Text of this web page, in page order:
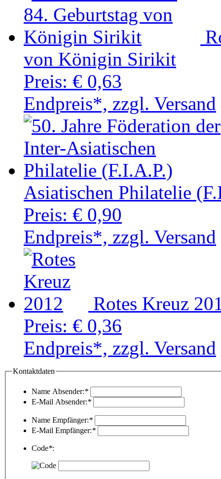
von Königin Sirikit
Preis: € 0,63
Endpreis*, zzgl. Versand
Asiatischen Philatelie
Preis: € 0,90
Endpreis*, zzgl. Versand
Rotes Kreuz
Preis: € 0,36
Endpreis*, zzgl. Versand
Kontaktdaten
Name Absender:*
E-Mail Absender:*
Name Empfänger:*
E-Mail Empfänger:*
Code*: